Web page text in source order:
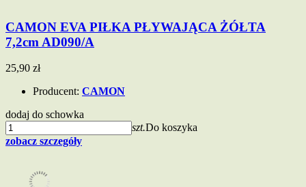
CAMON EVA PIŁKA PŁYWAJĄCA ŻÓŁTA
7,2cm AD090/A
25,90 zł
Producent: CAMON
dodaj do schowka
szt.Do koszyka
zobacz szczegóły